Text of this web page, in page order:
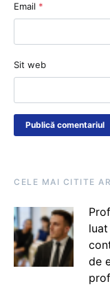
Email *
Sit web
CELE MAI CITITE
de